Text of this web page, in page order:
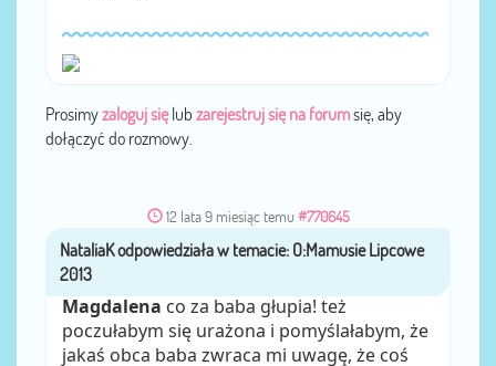
Prosimyzaloguj sięlub zarejestruj się na forumsię, aby
dołączyć do rozmowy.
12 lata 9 miesiąc temu #770645
przezNataliaK
Magdalena co za baba głupia! też
poczułabym się urażona i pomyślałabym, że
jakaś obca baba zwraca mi uwagę, że coś